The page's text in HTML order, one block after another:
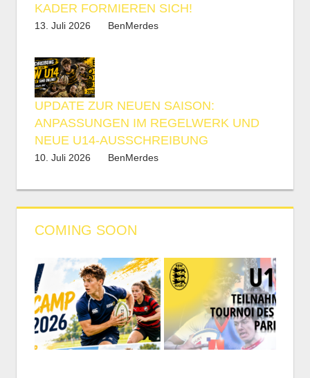
KADER FORMIEREN SICH!
13. Juli 2026 BenMerdes
UPDATE ZUR NEUEN SAISON:
ANPASSUNGEN IM REGELWERK UND
NEUE U14-AUSSCHREIBUNG
10. Juli 2026 BenMerdes
COMING SOON